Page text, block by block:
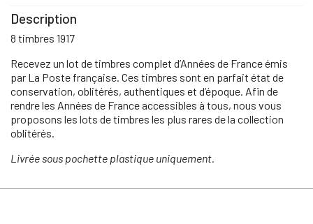
Description
8 timbres 1917
Recevez un lot de timbres complet d’Années de France émis
par La Poste française. Ces timbres sont en parfait état de
conservation, oblitérés, authentiques et d’époque. Afin de
rendre les Années de France accessibles à tous, nous vous
proposons les lots de timbres les plus rares de la collection
oblitérés.
Livrée sous pochette plastique uniquement.